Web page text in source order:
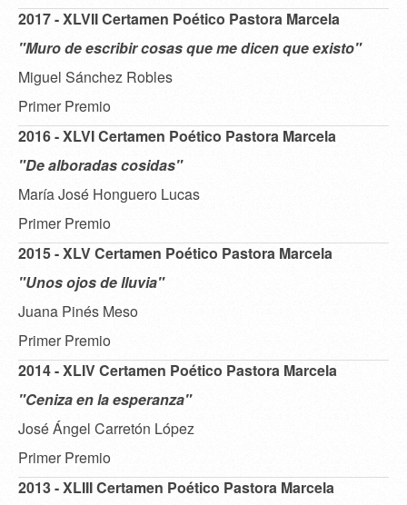
2017 - XLVII Certamen Poético Pastora Marcela
"Muro de escribir cosas que me dicen que existo"
Miguel Sánchez Robles
Primer Premio
2016 - XLVI Certamen Poético Pastora Marcela
"De alboradas cosidas"
María José Honguero Lucas
Primer Premio
2015 - XLV Certamen Poético Pastora Marcela
"Unos ojos de lluvia"
Juana Pinés Meso
Primer Premio
2014 - XLIV Certamen Poético Pastora Marcela
"Ceniza en la esperanza"
José Ángel Carretón López
Primer Premio
2013 - XLIII Certamen Poético Pastora Marcela